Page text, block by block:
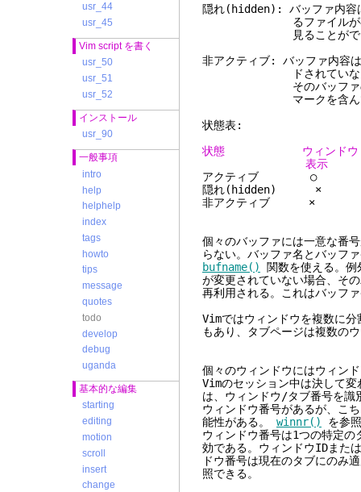
usr_44
usr_45
Vim script を書く
usr_50
usr_51
usr_52
インストール
usr_90
一般事項
intro
help
helphelp
index
tags
howto
tips
message
quotes
todo
develop
debug
uganda
基本的な編集
starting
editing
motion
scroll
insert
change
隠れ(hidden): バッファ内容
るファイルが存在する
見ることができないが
非アクティブ: バッファ内容
ドされていない。ファ
そのバッファのオプ
マークを含んでい
状態表:
状態 ウィンド
表
アクテ
隠れ
非アク
個々のバッファには一意な番
らない。バッファ名とバッフ
bufname()
関数を使える。
が変更されていない場合、そ
再利用される。これはバッフ
Vimではウィンドウを複数に
もあり、タブページは複数の
個々のウィンドウにはウィン
Vimのセッション中は決して変
は、ウィンドウ/タブ番号を識
ウィンドウ番号があるが、こ
能性がある。 winnr()
を参
ウィンドウ番号は1つの特定
効である。ウィンドウIDまた
ドウ番号は現在のタブにのみ
照できる。